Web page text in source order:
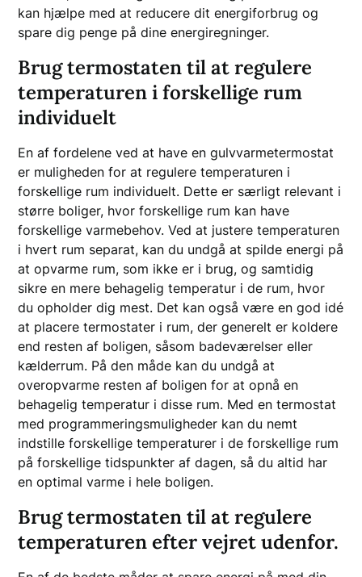
kan hjælpe med at reducere dit energiforbrug og
spare dig penge på dine energiregninger.
Brug termostaten til at regulere
temperaturen i forskellige rum
individuelt
En af fordelene ved at have en gulvvarmetermostat
er muligheden for at regulere temperaturen i
forskellige rum individuelt. Dette er særligt relevant i
større boliger, hvor forskellige rum kan have
forskellige varmebehov. Ved at justere temperaturen
i hvert rum separat, kan du undgå at spilde energi på
at opvarme rum, som ikke er i brug, og samtidig
sikre en mere behagelig temperatur i de rum, hvor
du opholder dig mest. Det kan også være en god idé
at placere termostater i rum, der generelt er koldere
end resten af boligen, såsom badeværelser eller
kælderrum. På den måde kan du undgå at
overopvarme resten af boligen for at opnå en
behagelig temperatur i disse rum. Med en termostat
med programmeringsmuligheder kan du nemt
indstille forskellige temperaturer i de forskellige rum
på forskellige tidspunkter af dagen, så du altid har
en optimal varme i hele boligen.
Brug termostaten til at regulere
temperaturen efter vejret udenfor.